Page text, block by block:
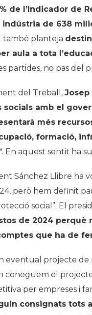
de l’Indicador de
de 638
també planteja
aula a tota
partides, no pas del
del Treball, Josep
socials amb el
més
formació,
. En aquest sentit ha
Sánchez Llibre ha
però hem definit
social”. El
de 2024 perquè
que ha de
eventual projecte
coneguem el
per empreses i
consignats tots